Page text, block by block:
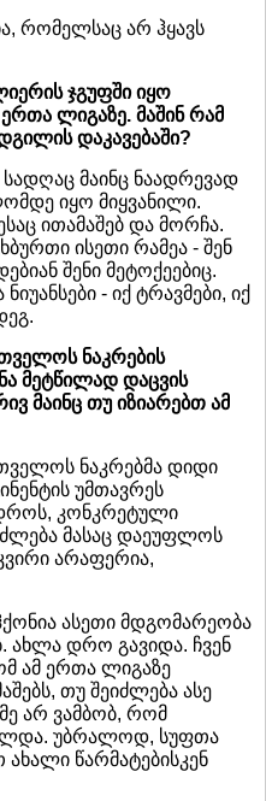
რომელსაც არ ჰყავს
ჯგუფში იყო
ლიგაზე. მაშინ რამ
დაკავებაში?
მაინც ნაადრევად
იყო მიყვანილი.
ითამაშებ და მორჩა.
ისეთი რამეა - შენ
შენი მეტოქეებიც.
- იქ ტრავმები, იქ
ნაკრების
მეტწილად დაცვის
მაინც თუ იზიარებთ ამ
ნაკრებმა დიდი
უმთავრეს
კონკრეტული
მასაც დაეუფლოს
არაფერია,
ასეთი მდგომარეობა
ახლა დრო გავიდა. ჩვენ
ამ ერთა ლიგაზე
თუ შეიძლება ასე
არ ვამბობ, რომ
უბრალოდ, სუფთა
წარმატებისკენ